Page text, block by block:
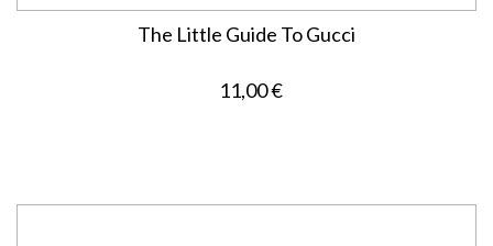
The Little Guide To Gucci
11,00 €